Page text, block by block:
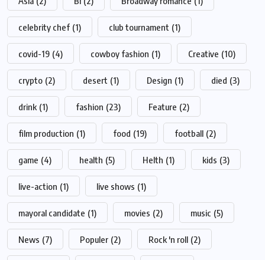
celebrity chef (1) club tournament (1)
covid-19 (4) cowboy fashion (1) Creative (10)
crypto (2) desert (1) Design (1) died (3)
drink (1) fashion (23) Feature (2)
film production (1) food (19) football (2)
game (4) health (5) Helth (1) kids (3)
live-action (1) live shows (1)
mayoral candidate (1) movies (2) music (5)
News (7) Populer (2) Rock 'n roll (2)